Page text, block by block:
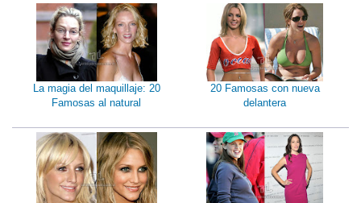
La magia del maquillaje: 20
Famosas al natural
20 Famosas con nueva
delantera